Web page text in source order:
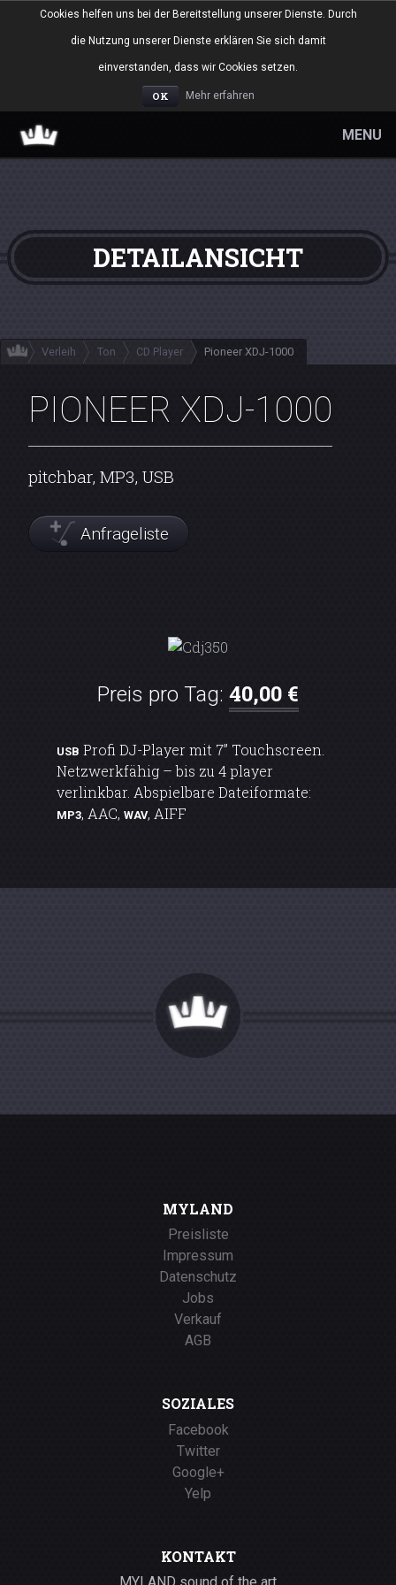
Cookies helfen uns bei der Bereitstellung unserer Dienste. Durch
die Nutzung unserer Dienste erklären Sie sich damit
einverstanden, dass wir Cookies setzen.
OK Mehr erfahren
MENU
DETAILANSICHT
Verleih Ton CD Player Pioneer XDJ-1000
PIONEER XDJ-1000
pitchbar, MP3, USB
Anfrageliste
Preis pro Tag: 40,00 €
USB Profi DJ-Player mit 7” Touchscreen.
Netzwerkfähig – bis zu 4 player
verlinkbar. Abspielbare Dateiformate:
MP3, AAC, WAV, AIFF
MYLAND
Preisliste
Impressum
Datenschutz
Jobs
Verkauf
AGB
SOZIALES
Facebook
Twitter
Google+
Yelp
KONTAKT